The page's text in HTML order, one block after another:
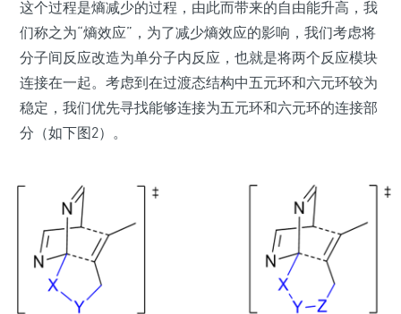
这个过程是熵减少的过程，由此而带来的自由能升高，我
们称之为“熵效应”，为了减少熵效应的影响，我们考虑将
分子间反应改造为单分子内反应，也就是将两个反应模块
连接在一起。考虑到在过渡态结构中五元环和六元环较为
稳定，我们优先寻找能够连接为五元环和六元环的连接部
分（如下图2）。